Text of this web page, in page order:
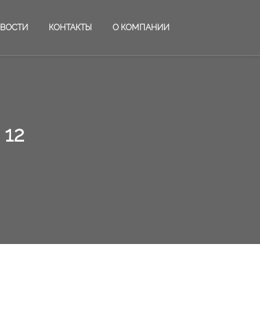
КОНТАКТЫ О КОМПАНИИ